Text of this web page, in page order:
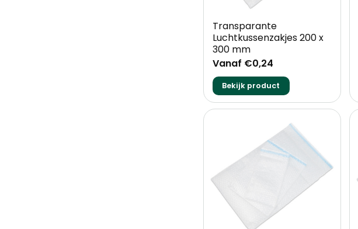
Transparante
Luchtkussenzakjes 200 x
300 mm
Vanaf €0,24
Bekijk product